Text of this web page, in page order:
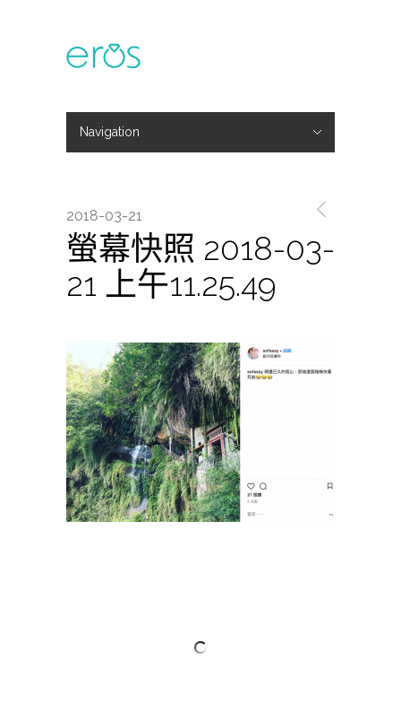
Navigation
2018-03-21
螢幕快照 2018-03-
21 上午11.25.49